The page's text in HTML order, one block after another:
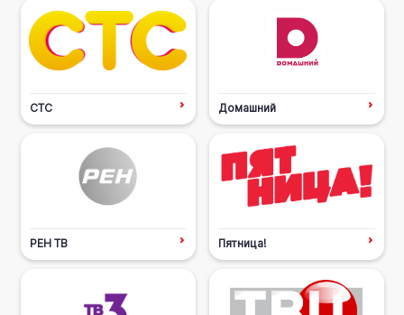
СТС Домашний
РЕН ТВ Пятница!